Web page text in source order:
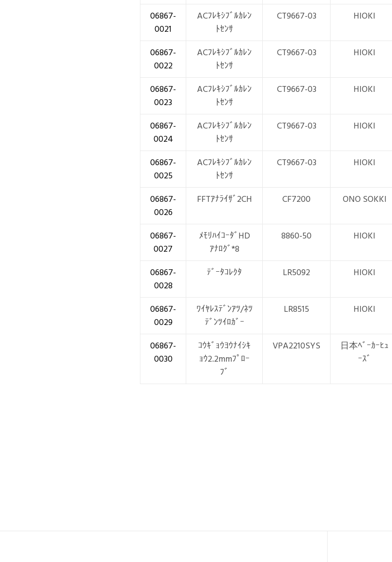
06867-
0021
ACﾌﾚｷｼﾌﾞﾙｶﾚﾝ
ﾄｾﾝｻ
CT9667-03 HIOKI
06867-
0022
ACﾌﾚｷｼﾌﾞﾙｶﾚﾝ
ﾄｾﾝｻ
CT9667-03 HIOKI
06867-
0023
ACﾌﾚｷｼﾌﾞﾙｶﾚﾝ
ﾄｾﾝｻ
CT9667-03 HIOKI
06867-
0024
ACﾌﾚｷｼﾌﾞﾙｶﾚﾝ
ﾄｾﾝｻ
CT9667-03 HIOKI
06867-
0025
ACﾌﾚｷｼﾌﾞﾙｶﾚﾝ
ﾄｾﾝｻ
CT9667-03 HIOKI
06867-
0026
FFTｱﾅﾗｲｻﾞ2CH CF7200 ONO SOKKI
06867-
0027
ﾒﾓﾘﾊｲｺｰﾀﾞHD
ｱﾅﾛｸﾞ*8
8860-50 HIOKI
06867-
0028
ﾃﾞｰﾀｺﾚｸﾀ LR5092 HIOKI
06867-
0029
ﾜｲﾔﾚｽﾃﾞﾝｱﾂ/ﾈﾂ
ﾃﾞﾝﾂｲﾛｶﾞｰ
LR8515 HIOKI
06867-
0030
ｺｳｷﾞｮｳﾖｳﾅｲｼｷ
ｮｳ2.2mmﾌﾟﾛｰ
ﾌﾞ
VPA2210SYS
日本ﾍﾞｰｶｰﾋｭ
ｰｽﾞ